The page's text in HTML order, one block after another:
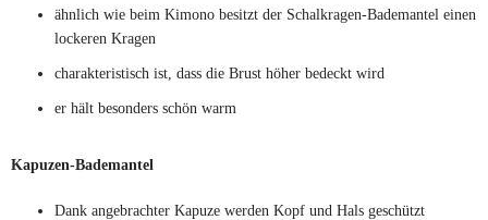
ähnlich wie beim Kimono besitzt der Schalkragen-Bademantel einen
lockeren Kragen
charakteristisch ist, dass die Brust höher bedeckt wird
er hält besonders schön warm
Kapuzen-Bademantel
Dank angebrachter Kapuze werden Kopf und Hals geschützt